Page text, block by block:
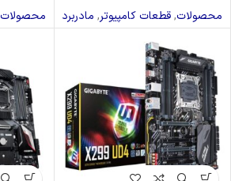
محصولات,قطعات کامپیوتر, مادربرد
محصولات